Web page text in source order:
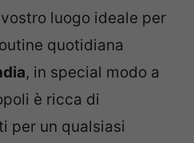
luogo ideale per
quotidiana
, in special modo a
è ricca di
per un qualsiasi